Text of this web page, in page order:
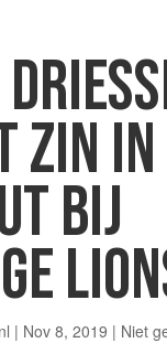
ZIN IN
BIJ
| Nov 8, 2019 | Niet